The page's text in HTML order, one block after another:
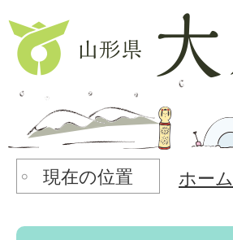
現在の位置 ホーム